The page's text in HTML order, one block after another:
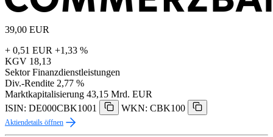
39,00 EUR
+ 0,51 EUR +1,33 %
KGV 18,13
Sektor Finanzdienstleistungen
Div.-Rendite 2,77 %
Marktkapitalisierung 43,15 Mrd. EUR
ISIN: DE000CBK1001
WKN: CBK100
Aktiendetails öffnen